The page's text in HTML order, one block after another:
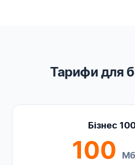
Тарифи для
Бізнес
100